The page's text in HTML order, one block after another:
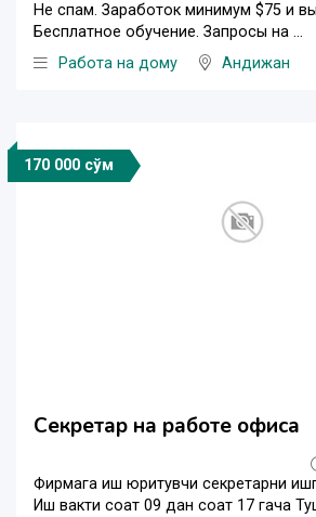
Не спам. Заработок минимум $75 и
Бесплатное обучение. Запросы на ...
Работа на дому
Андижан
170 000 сўм
Секретар на работе офиса
Фирмага иш юритувчи секретарни
Иш вакти соат 09 дан соат 17 гача